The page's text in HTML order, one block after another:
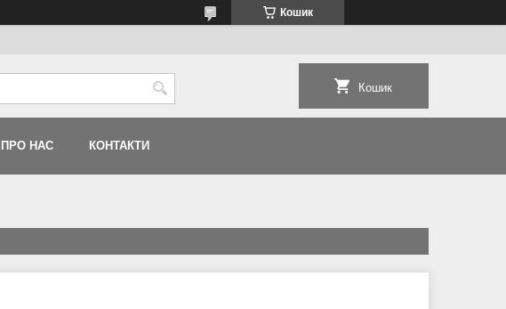
Кошик
Кошик
ПРО НАС КОНТАКТИ